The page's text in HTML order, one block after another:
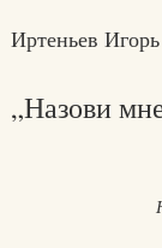
Иртеньев Игорь
„Назови